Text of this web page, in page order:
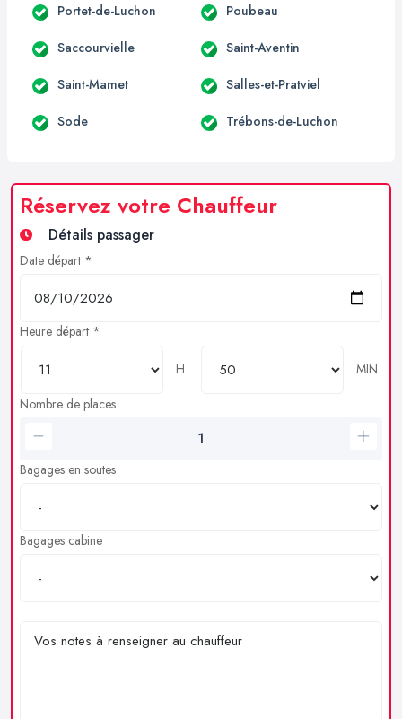
Portet-de-Luchon Poubeau
Saccourvielle Saint-Aventin
Saint-Mamet Salles-et-Pratviel
Sode Trébons-de-Luchon
Réservez votre Chauffeur
Détails passager
Date départ *
Heure départ *
H
MIN
Nombre de places
Bagages en soutes
Bagages cabine